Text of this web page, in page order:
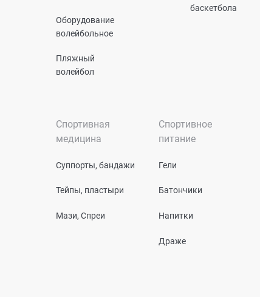
Оборудование
волейбольное
Пляжный
волейбол
баскетбола
Спортивная
медицина
Суппорты, бандажи
Тейпы, пластыри
Мази, Спреи
Спортивное
питание
Гели
Батончики
Напитки
Драже